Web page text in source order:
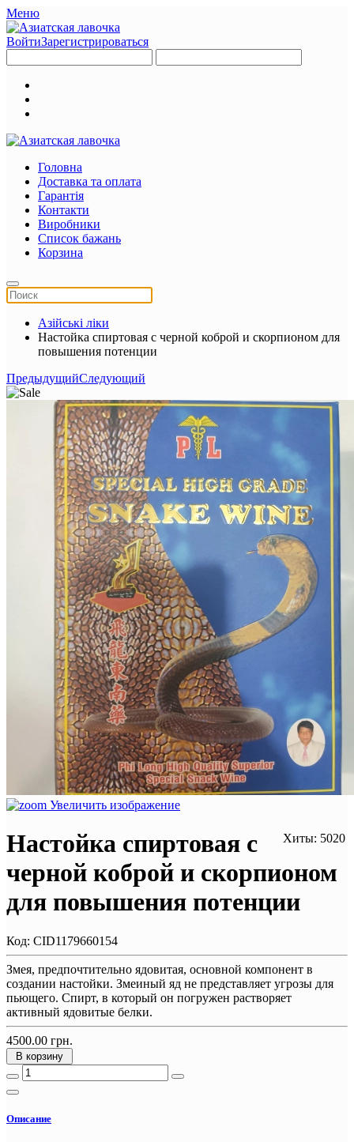
Меню
ВойтиЗарегистрироваться
Головна
Доставка та оплата
Гарантія
Контакти
Виробники
Список бажань
Корзина
Азійські ліки
Настойка спиртовая с черной коброй и скорпионом для
повышения потенции
ПредыдущийСледующий
Увеличить изображение
Хиты: 5020
Настойка спиртовая с
черной коброй и скорпионом
для повышения потенции
Код: CID1179660154
Змея, предпочтительно ядовитая, основной компонент в
создании настойки. Змеиный яд не представляет угрозы для
пьющего. Спирт, в который он погружен растворяет
активный ядовитые белки.
4500.00 грн.
В корзину
Описание